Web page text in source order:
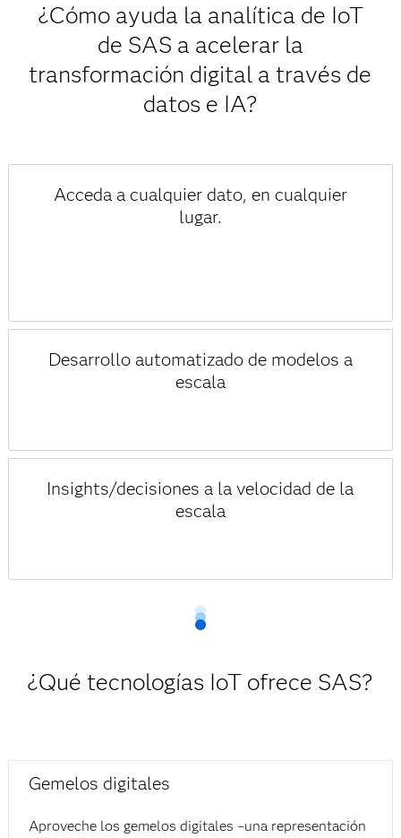
¿Cómo ayuda la analítica de IoT
de SAS a acelerar la
transformación digital a través de
datos e IA?
Acceda a cualquier dato, en cualquier
lugar.
Desarrollo automatizado de modelos a
escala
Insights/decisiones a la velocidad de la
escala
¿Qué tecnologías IoT ofrece SAS?
Gemelos digitales
Aproveche los gemelos digitales –una representación